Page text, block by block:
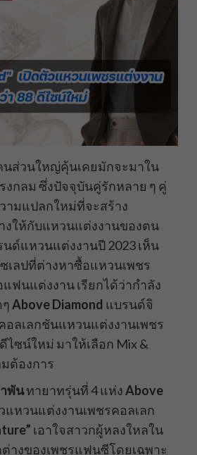
ส่วนใหญ่คุ้นเคยมักจะมาใน
งกลม ซึ่งปัจจุบันคู่รักหลาย ๆ คู่
ามแปลกใหม่ที่จะสร้าง
ให้กับแหวนแต่งงานของตน
ด์แหวนแต่งงานปี 2023 เห็น
เลปที่ต่างหาซื้อแหวนเพชร
ฟนแต่งงาน เรียกได้ว่ากำลัง
Above Diamond แบรนด์จิ
อลเลกชันแหวนแต่งงานเพชร
ซน์ใหม่ มาให้เลือก Mix &
ต้องการ
พันทายาทรุ่นที่ 4 แห่งAbove
แหวนแต่งงานเพชรคอลเลก
เอาใจสาวกผู้หลงใหลใน
างของเพชรแฟนซีโดยเฉพาะ